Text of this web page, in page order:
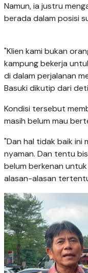
Namun, ia justru
berada dalam posisi
"Klien kami bukan
kampung bekerja
di dalam perjalanan
Basuki dikutip dari
Kondisi tersebut
masih belum mau
"Dan hal tidak baik ini
nyaman. Dan tentu
belum berkenan
alasan-alasan